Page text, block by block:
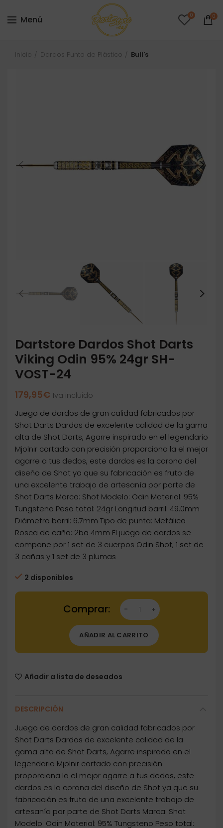
Menú 0 0
Inicio Dardos Punta de Plástico Bull's
Dartstore Dardos Shot Darts
Viking Odin 95% 24gr SH-
VOST-24
179,95€ Iva incluido
Juego de dardos de gran calidad fabricados por
Shot Darts Dardos de excelente calidad de la gama
alta de Shot Darts, Agarre inspirado en el legendario
Mjolnir cortado con precisión proporciona la el mejor
agarre a tus dedos, este dardos es la corona del
diseño de Shot ya que su fabricación es fruto de
una excelente trabajo de artesanía por parte de
Shot Darts Marca: Shot Modelo: Odin Material: 95%
Tungsteno Peso total: 24gr Longitud barril: 49.0mm
Diámetro barril: 6.7mm Tipo de punta: Metálica
Rosca de caña: 2ba 4mm El juego de dardos se
compone por 1 set de 3 cuerpos Odin Shot, 1 set de
3 cañas y 1 set de 3 plumas
2 disponibles
Dartstore Dardos Shot Darts Viking Odin 95%
AÑADIR AL CARRITO
Añadir a lista de deseados
DESCRIPCIÓN
Juego de dardos de gran calidad fabricados por
Shot Darts Dardos de excelente calidad de la
gama alta de Shot Darts, Agarre inspirado en el
legendario Mjolnir cortado con precisión
proporciona la el mejor agarre a tus dedos, este
dardos es la corona del diseño de Shot ya que su
fabricación es fruto de una excelente trabajo de
artesanía por parte de Shot Darts Marca: Shot
Modelo: Odin Material: 95% Tungsteno Peso total: